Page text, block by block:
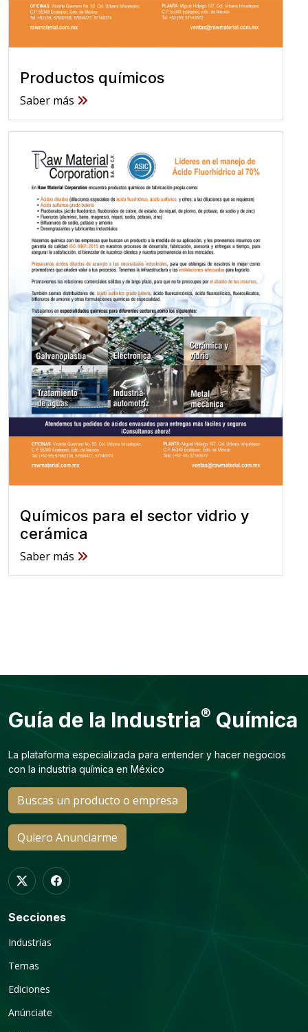
Productos químicos
Saber más
Químicos para el sector vidrio y
cerámica
Saber más
Guía de la Industria® Química
La plataforma especializada para entender y hacer negocios
con la industria química en México
Buscas un producto o empresa
Quiero Anunciarme
Secciones
Industrias
Temas
Ediciones
Anúnciate